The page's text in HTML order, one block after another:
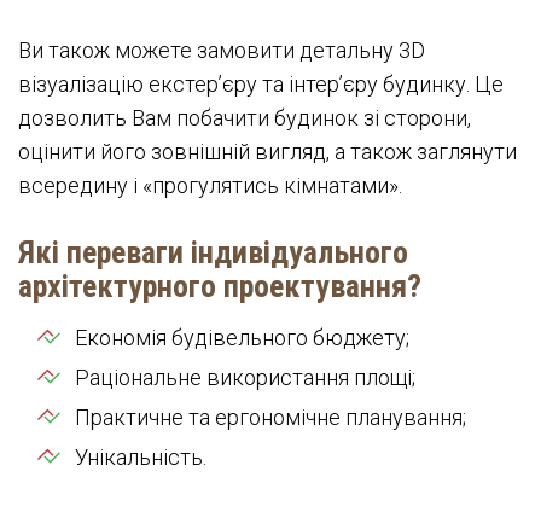
Ви також можете замовити детальну 3D
візуалізацію екстер’єру та інтер’єру будинку. Це
дозволить Вам побачити будинок зі сторони,
оцінити його зовнішній вигляд, а також заглянути
всередину і «прогулятись кімнатами».
Які переваги індивідуального
архітектурного проектування?
Економія будівельного бюджету;
Раціональне використання площі;
Практичне та ергономічне планування;
Унікальність.